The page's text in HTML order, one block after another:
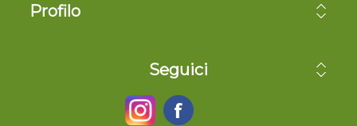
Profilo
Seguici